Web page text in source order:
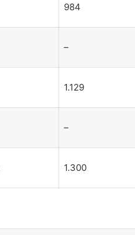
984
–
1.129
–
1.300